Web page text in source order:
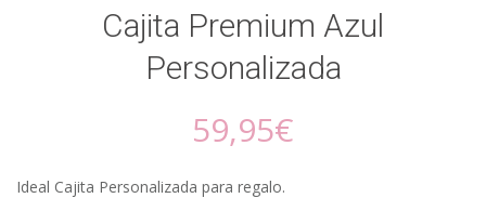
Cajita Premium Azul
Personalizada
59,95€
Ideal Cajita Personalizada para regalo.